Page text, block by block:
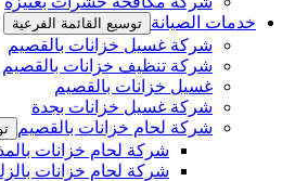
خدمات الصيانة توسيع القائمة الفرعية
شركة غسيل خزانات بالقصيم
شركة تنظيف خزانات بالقصيم
غسيل خزانات بالقصيم
شركة غسيل خزانات بجدة
شركة لحام خزانات بالقصيم
شركة لحام خزانات
شركة لحام خزانات